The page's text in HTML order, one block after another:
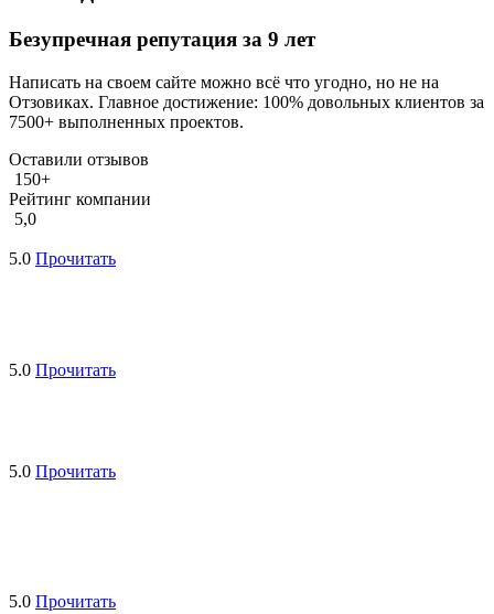
Безупречная репутация за 9 лет
Написать на своем сайте можно всё что угодно, но не на
Отзовиках. Главное достижение: 100% довольных клиентов за
7500+ выполненных проектов.
Оставили отзывов
150+
Рейтинг компании
5,0
5.0 Прочитать
5.0 Прочитать
5.0 Прочитать
5.0 Прочитать